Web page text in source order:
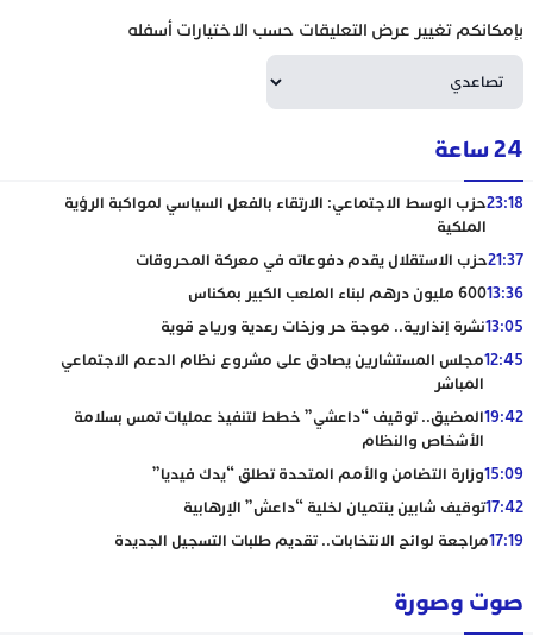
بإمكانكم تغيير عرض التعليقات حسب الاختيارات أسفله
24 ساعة
23:18حزب الوسط الاجتماعي: الارتقاء بالفعل السياسي لمواكبة الرؤية
الملكية
21:37حزب الاستقلال يقدم دفوعاته في معركة المحروقات
13:36600 مليون درهم لبناء الملعب الكبير بمكناس
13:05نشرة إنذارية.. موجة حر وزخات رعدية ورياح قوية
12:45مجلس المستشارين يصادق على مشروع نظام الدعم الاجتماعي
المباشر
19:42المضيق.. توقيف “داعشي” خطط لتنفيذ عمليات تمس بسلامة
الأشخاص والنظام
15:09وزارة التضامن والأمم المتحدة تطلق “يدك فيديا”
17:42توقيف شابين ينتميان لخلية “داعش” الإرهابية
17:19مراجعة لوائح الانتخابات.. تقديم طلبات التسجيل الجديدة
صوت وصورة